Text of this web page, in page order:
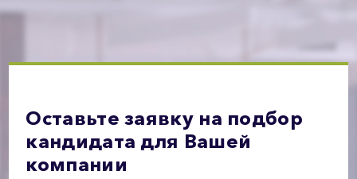
Оставьте заявку на подбор
кандидата для Вашей
компании